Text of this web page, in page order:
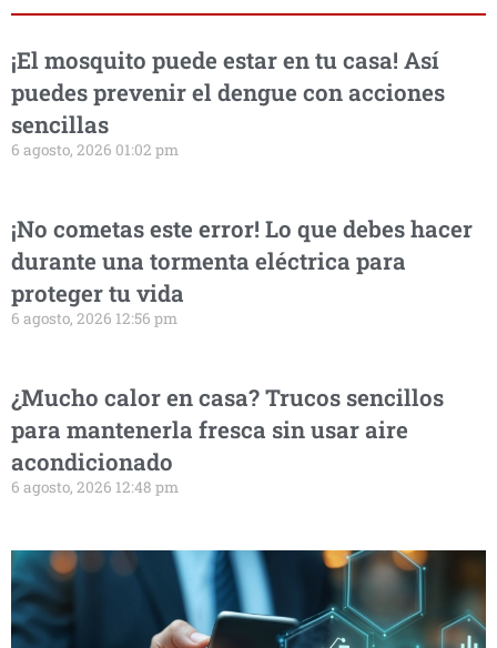
¡El mosquito puede estar en tu casa! Así
puedes prevenir el dengue con acciones
sencillas
6 agosto, 2026 01:02 pm
¡No cometas este error! Lo que debes hacer
durante una tormenta eléctrica para
proteger tu vida
6 agosto, 2026 12:56 pm
¿Mucho calor en casa? Trucos sencillos
para mantenerla fresca sin usar aire
acondicionado
6 agosto, 2026 12:48 pm